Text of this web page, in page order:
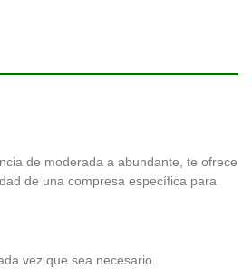
de moderada a abundante, te ofrece
de una compresa específica para
vez que sea necesario.